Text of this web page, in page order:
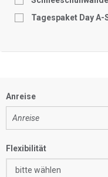
Tagespaket Day
Anreise
Flexibilität